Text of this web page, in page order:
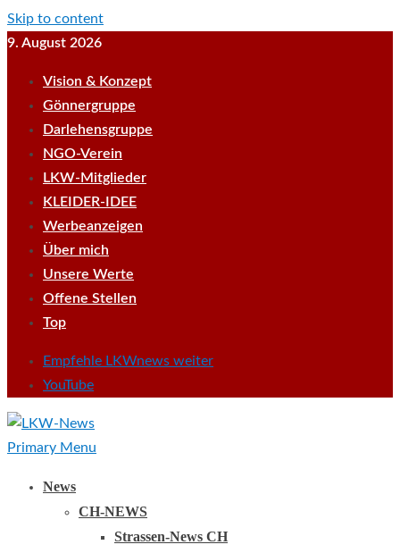
Skip to content
9. August 2026
Vision & Konzept
Gönnergruppe
Darlehensgruppe
NGO-Verein
LKW-Mitglieder
KLEIDER-IDEE
Werbeanzeigen
Über mich
Unsere Werte
Offene Stellen
Top
Empfehle LKWnews weiter
YouTube
Primary Menu
News
CH-NEWS
Strassen-News CH